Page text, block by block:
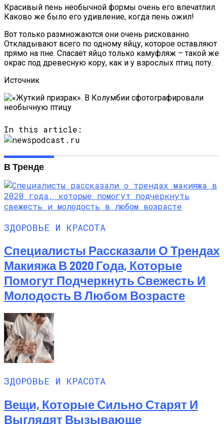
Красивый пень необычной формы очень его впечатлил.
Каково же было его удивление, когда пень ожил!
Вот только размножаются они очень рискованно.
Откладывают всего по одному яйцу, которое оставляют
прямо на пне. Спасает яйцо только камуфляж – такой же
окрас под древесную кору, как и у взрослых птиц поту.
Источник
In this article:
В Тренде
ЗДОРОВЬЕ И КРАСОТА
Специалисты Рассказали О Трендах
Макияжа В 2020 Года, Которые
Помогут Подчеркнуть Свежесть И
Молодость В Любом Возрасте
ЗДОРОВЬЕ И КРАСОТА
Вещи, Которые Сильно Старят И
Выглядят Вызывающе